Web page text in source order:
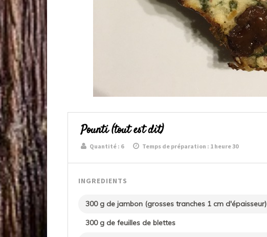
Pounti (tout est dit)
Quantité : 6 Temps de préparation : 1 heure 30
INGREDIENTS
300 g de jambon (grosses tranches 1 cm d'épaisseur)
300 g de feuilles de blettes